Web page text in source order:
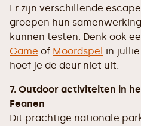
Er zijn verschillende
groepen hun
kunnen testen. Denk ook
Game of Moordspel in
hoef je de deur niet uit.
7. Outdoor activiteiten in
Feanen
Dit prachtige nationale